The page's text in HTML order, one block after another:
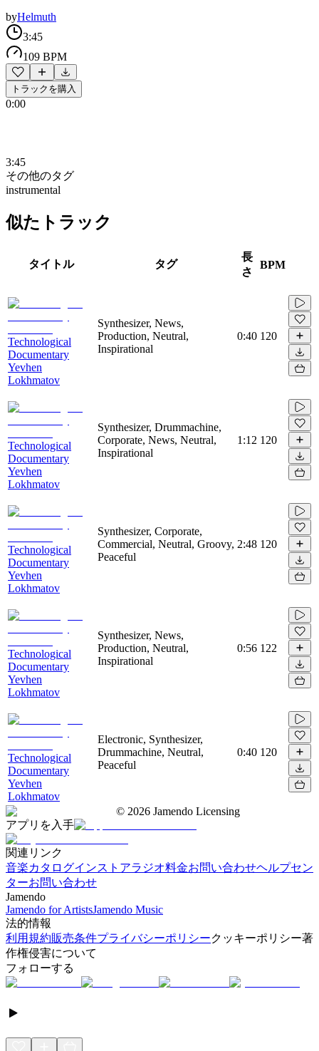
byHelmuth
3:45
109 BPM
トラックを購入
0:00
3:45
その他のタグ
instrumental
似たトラック
タイトル タグ
長
さ
BPM
Technological
Documentary
Yevhen
Lokhmatov
Synthesizer, News,
Production, Neutral,
Inspirational
0:40 120
Technological
Documentary
Yevhen
Lokhmatov
Synthesizer, Drummachine,
Corporate, News, Neutral,
Inspirational
1:12 120
Technological
Documentary
Yevhen
Lokhmatov
Synthesizer, Corporate,
Commercial, Neutral, Groovy,
Peaceful
2:48 120
Technological
Documentary
Yevhen
Lokhmatov
Synthesizer, News,
Production, Neutral,
Inspirational
0:56 122
Technological
Documentary
Yevhen
Lokhmatov
Electronic, Synthesizer,
Drummachine, Neutral,
Peaceful
0:40 120
© 2026 Jamendo Licensing
アプリを入手
関連リンク
音楽カタログインストアラジオ料金お問い合わせヘルプセン
ターお問い合わせ
Jamendo
Jamendo for ArtistsJamendo Music
法的情報
利用規約販売条件プライバシーポリシークッキーポリシー著
作権侵害について
フォローする